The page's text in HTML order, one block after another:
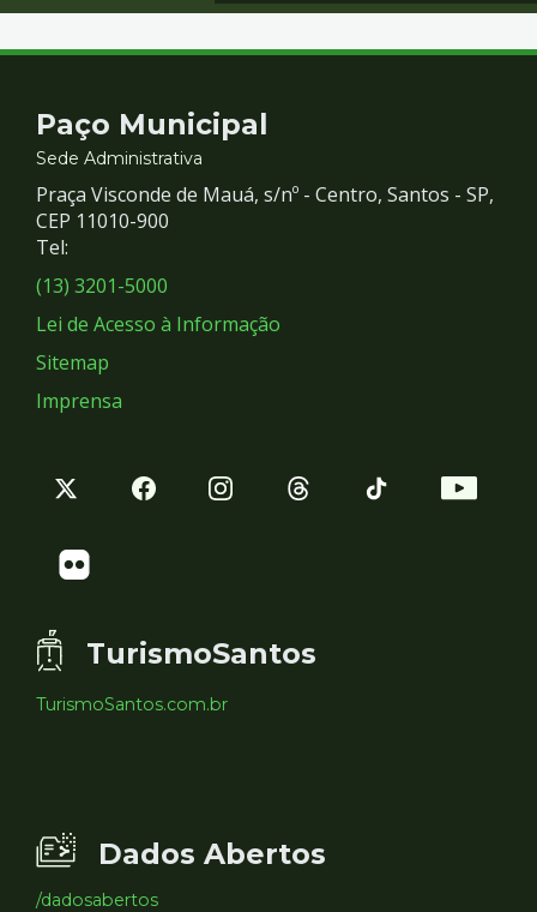
Contato
e
Redes
Sociais
Paço Municipal
Sede Administrativa
Praça Visconde de Mauá, s/nº - Centro, Santos - SP,
CEP 11010-900
Tel:
(13) 3201-5000
Lei de Acesso à Informação
Sitemap
Imprensa
TurismoSantos
TurismoSantos.com.br
Dados Abertos
/dadosabertos